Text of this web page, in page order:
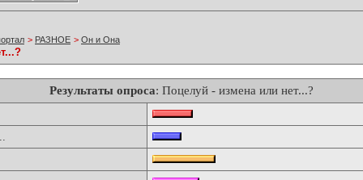
> РАЗНОЕ > Он и Она
Результаты опроса: Поцелуй - измена или нет...?